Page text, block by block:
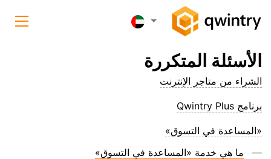
الأسئلة المتكررة
الشراء من متاجر الإنترنت
برنامج Qwintry Plus
«المساعدة في التسوق»
ما هي خدمة «المساعدة في التسوق»